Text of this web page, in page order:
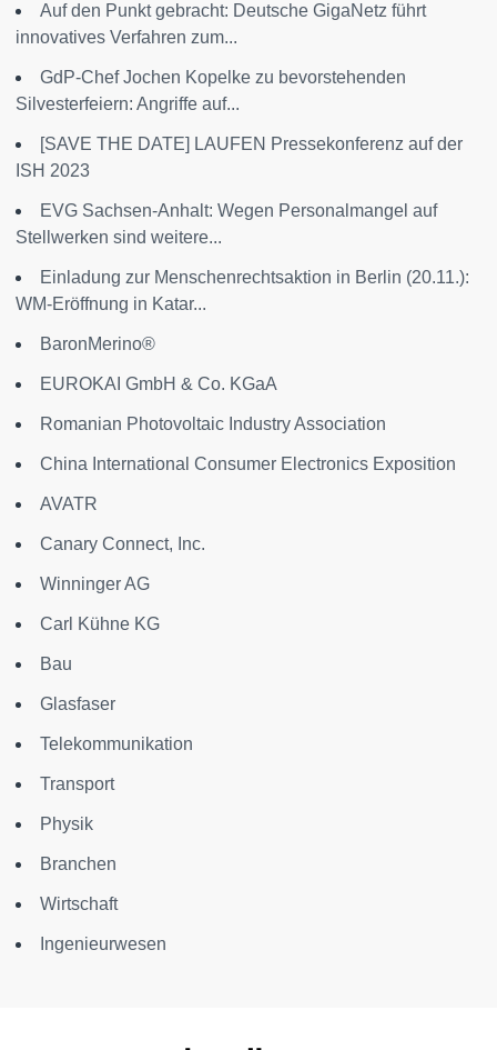
Auf den Punkt gebracht: Deutsche GigaNetz führt
innovatives Verfahren zum...
GdP-Chef Jochen Kopelke zu bevorstehenden
Silvesterfeiern: Angriffe auf...
[SAVE THE DATE] LAUFEN Pressekonferenz auf der
ISH 2023
EVG Sachsen-Anhalt: Wegen Personalmangel auf
Stellwerken sind weitere...
Einladung zur Menschenrechtsaktion in Berlin (20.11.):
WM-Eröffnung in Katar...
BaronMerino®
EUROKAI GmbH & Co. KGaA
Romanian Photovoltaic Industry Association
China International Consumer Electronics Exposition
AVATR
Canary Connect, Inc.
Winninger AG
Carl Kühne KG
Bau
Glasfaser
Telekommunikation
Transport
Physik
Branchen
Wirtschaft
Ingenieurwesen